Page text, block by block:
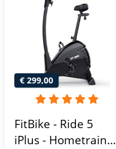
Homegym -
Stabiele structuur -
gebruikersgewicht
110 kg - Zwart en
Blauw
€ 299,00
FitBike - Ride 5
iPlus - Hometrainer